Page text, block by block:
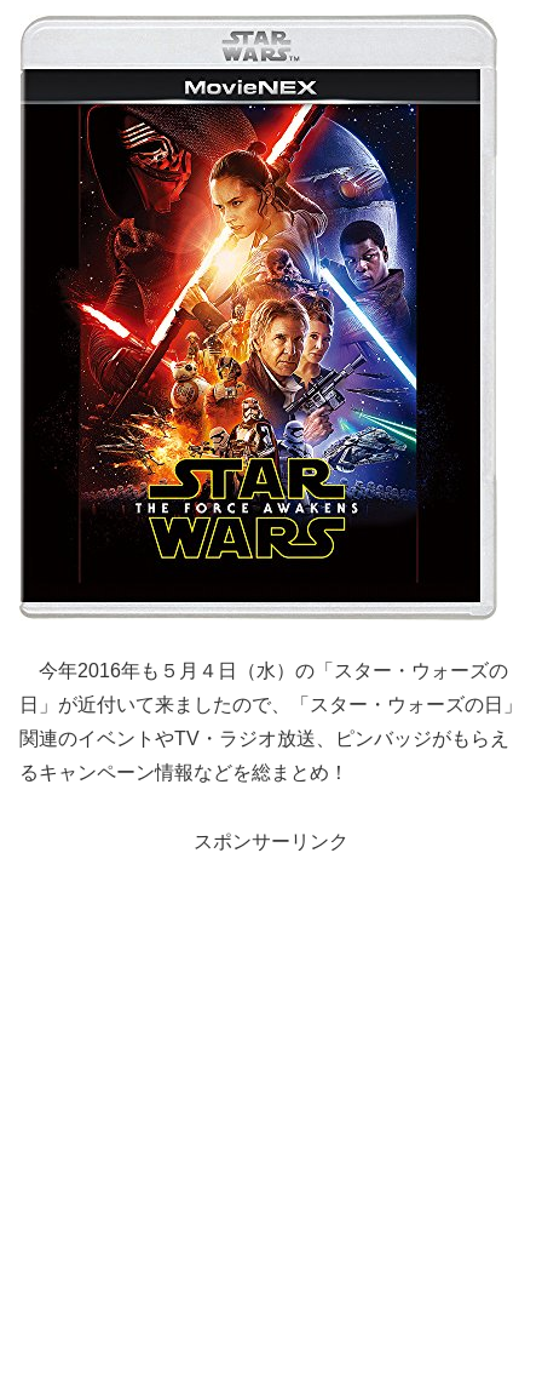
今年2016年も５月４日（水）の「スター・ウォーズの
日」が近付いて来ましたので、「スター・ウォーズの日」
関連のイベントやTV・ラジオ放送、ピンバッジがもらえ
るキャンペーン情報などを総まとめ！
スポンサーリンク